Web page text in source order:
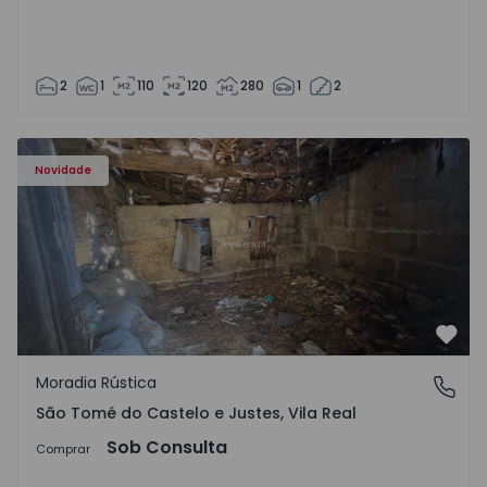
2 1 110 120 280 1 2
Novidade
Moradia Vila Real, São Tomé do Castelo e Justes -
São Tomé do Castelo e Justes, Vila Real
Moradia Rústica
São Tomé do Castelo e Justes, Vila Real
Comprar Sob Consulta